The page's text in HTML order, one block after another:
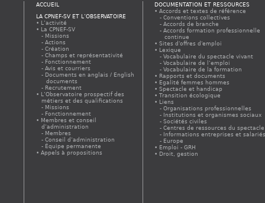
ACCUEIL
LA CPNEF-SV ET L’OBSERVATOIRE
L’activité
La CPNEF-SV
Missions
Actions
Création
Champs et représentativité
Fonctionnement
Avis et courriers
Documents en anglais / English
documents
Recrutement
L’Observatoire prospectif des
métiers et des qualifications
Missions
Fonctionnement
Membres et conseil
d’administration
Membres
Conseil d’administration
Équipe permanente
Appels à propositions
DOCUMENTATION ET RESSOURCES
Accords et textes de référence
Conventions collectives
Accords de branche
Accords formation professionnelle
continue
Sites d'offres d'emploi
Lexique
Vocabulaire du spectacle vivant
Vocabulaire de l’emploi
Vocabulaire de la formation
Rapports et documents
Egalité femmes hommes
Spectacle et handicap
Transition écologique
Liens
Organisations professionnelles
Institutions et organismes sociaux
Sociétés civiles
Centres de ressources du spectacle
Informations entreprises et
Europe
Emploi - GRH
Droit, gestion